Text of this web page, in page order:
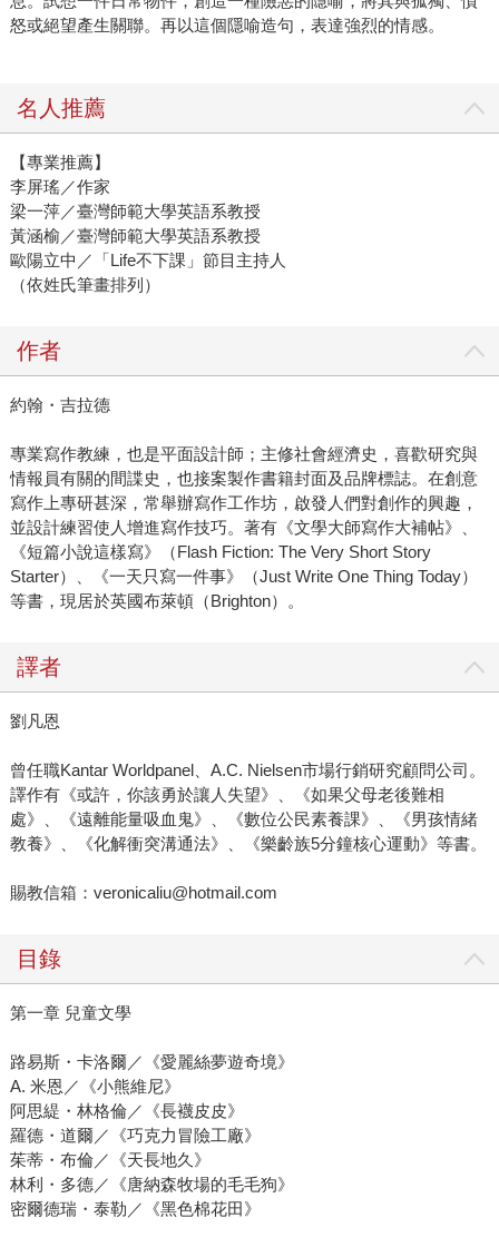
怒或絕望產生關聯。再以這個隱喻造句，表達強烈的情感。
名人推薦
【專業推薦】
李屏瑤／作家
梁一萍／臺灣師範大學英語系教授
黃涵榆／臺灣師範大學英語系教授
歐陽立中／「Life不下課」節目主持人
（依姓氏筆畫排列）
作者
約翰・吉拉德
專業寫作教練，也是平面設計師；主修社會經濟史，喜歡研究與
情報員有關的間諜史，也接案製作書籍封面及品牌標誌。在創意
寫作上專研甚深，常舉辦寫作工作坊，啟發人們對創作的興趣，
並設計練習使人增進寫作技巧。著有《文學大師寫作大補帖》、
《短篇小說這樣寫》（Flash Fiction: The Very Short Story
Starter）、《一天只寫一件事》（Just Write One Thing Today）
等書，現居於英國布萊頓（Brighton）。
譯者
劉凡恩
曾任職Kantar Worldpanel、A.C. Nielsen市場行銷研究顧問公司。
譯作有《或許，你該勇於讓人失望》、《如果父母老後難相
處》、《遠離能量吸血鬼》、《數位公民素養課》、《男孩情緒
教養》、《化解衝突溝通法》、《樂齡族5分鐘核心運動》等書。
賜教信箱：veronicaliu@hotmail.com
目錄
第一章 兒童文學
路易斯・卡洛爾／《愛麗絲夢遊奇境》
A. 米恩／《小熊維尼》
阿思緹・林格倫／《長襪皮皮》
羅德・道爾／《巧克力冒險工廠》
茱蒂・布倫／《天長地久》
林利・多德／《唐納森牧場的毛毛狗》
密爾德瑞・泰勒／《黑色棉花田》